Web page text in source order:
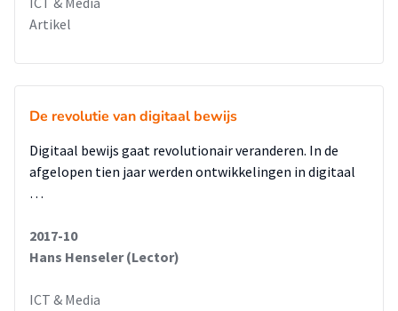
Artikel
De revolutie van digitaal bewijs
Digitaal bewijs gaat revolutionair veranderen. In de
afgelopen tien jaar werden ontwikkelingen in digitaal
…
2017-10
Hans Henseler (Lector)
ICT & Media